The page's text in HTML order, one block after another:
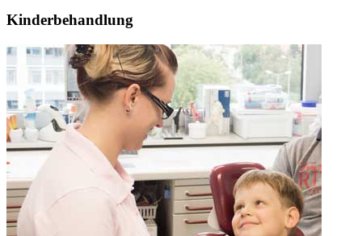
Kinderbehandlung